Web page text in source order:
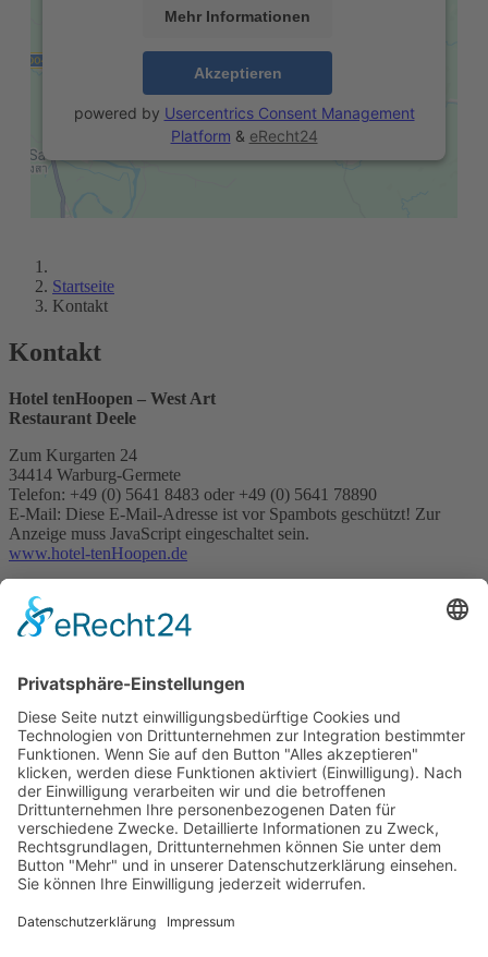
Mehr Informationen
Akzeptieren
powered by Usercentrics Consent Management
Platform & eRecht24
Startseite
Kontakt
Kontakt
Hotel tenHoopen – West Art
Restaurant Deele
Zum Kurgarten 24
34414 Warburg-Germete
Telefon: +49 (0) 5641 8483 oder +49 (0) 5641 78890
E-Mail: Diese E-Mail-Adresse ist vor Spambots geschützt! Zur
Anzeige muss JavaScript eingeschaltet sein.
www.hotel-tenHoopen.de
Hotel tenHoopen • Restaurant Deele
Zum Kurgarten 24 | 34414 Warburg-Germete | Telefon
8483oder+49 5641 78890
Diese E-Mail-Adresse ist vor Spambots geschützt! Zur Anzeige
muss JavaScript eingeschaltet sein.|www.hotel-tenHoopen.de
Cookie-Einstellungen anpassen